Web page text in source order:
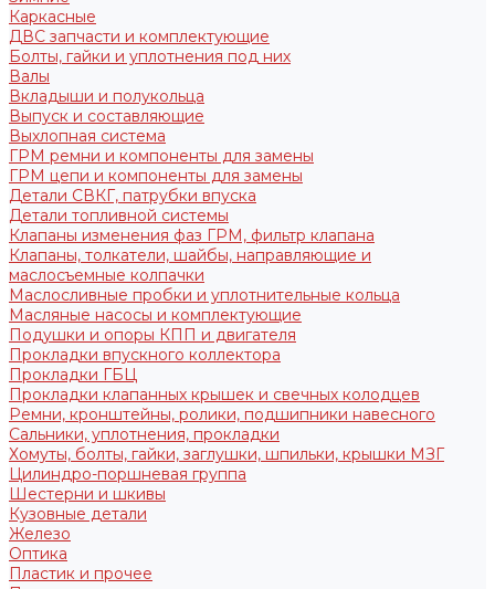
Каркасные
ДВС запчасти и комплектующие
Болты, гайки и уплотнения под них
Валы
Вкладыши и полукольца
Выпуск и составляющие
Выхлопная система
ГРМ ремни и компоненты для замены
ГРМ цепи и компоненты для замены
Детали СВКГ, патрубки впуска
Детали топливной системы
Клапаны изменения фаз ГРМ, фильтр клапана
Клапаны, толкатели, шайбы, направляющие и
маслосъемные колпачки
Маслосливные пробки и уплотнительные кольца
Масляные насосы и комплектующие
Подушки и опоры КПП и двигателя
Прокладки впускного коллектора
Прокладки ГБЦ
Прокладки клапанных крышек и свечных колодцев
Ремни, кронштейны, ролики, подшипники навесного
Сальники, уплотнения, прокладки
Хомуты, болты, гайки, заглушки, шпильки, крышки МЗГ
Цилиндро-поршневая группа
Шестерни и шкивы
Кузовные детали
Железо
Оптика
Пластик и прочее